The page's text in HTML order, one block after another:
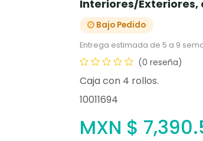
Interiores/Exteriores,
Bajo Pedido
Entrega estimada de 5 a 9
(0 reseña)
Caja con 4 rollos.
10011694
MXN $